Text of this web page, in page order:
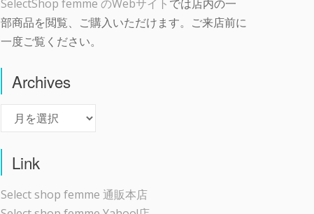
SelectShop femme のWebサイト では店内の一
部商品を閲覧、ご購入いただけます。ご来店前に
一度ご覧ください。
Archives
Link
Select shop femme 通販本店